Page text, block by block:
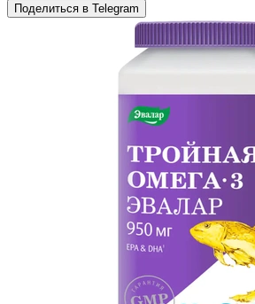
Поделиться в Telegram